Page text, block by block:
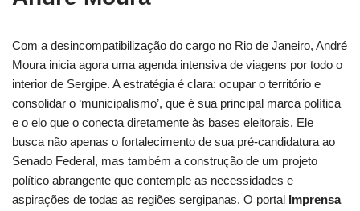
Com a desincompatibilização do cargo no Rio de Janeiro, André
Moura inicia agora uma agenda intensiva de viagens por todo o
interior de Sergipe. A estratégia é clara: ocupar o território e
consolidar o ‘municipalismo’, que é sua principal marca política
e o elo que o conecta diretamente às bases eleitorais. Ele
busca não apenas o fortalecimento de sua pré-candidatura ao
Senado Federal, mas também a construção de um projeto
político abrangente que contemple as necessidades e
aspirações de todas as regiões sergipanas. O portal Imprensa